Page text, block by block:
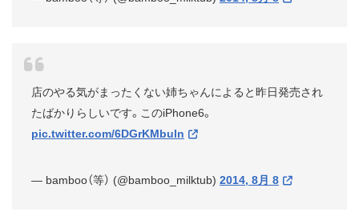
店のやる気がまったくない姉ちゃんによると昨日発売され
たばかりらしいです。このiPhone6。
pic.twitter.com/6DGrKMbuln
— bamboo（等） (@bamboo_milktub) 2014, 8月 8